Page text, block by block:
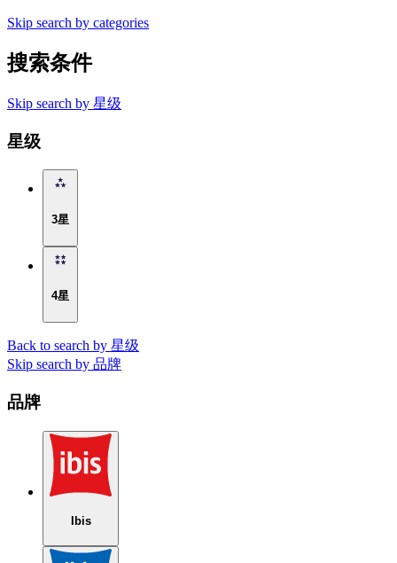
Skip search by categories
搜索条件
Skip search by 星级
星级
3星
4星
Back to search by 星级
Skip search by 品牌
品牌
Ibis